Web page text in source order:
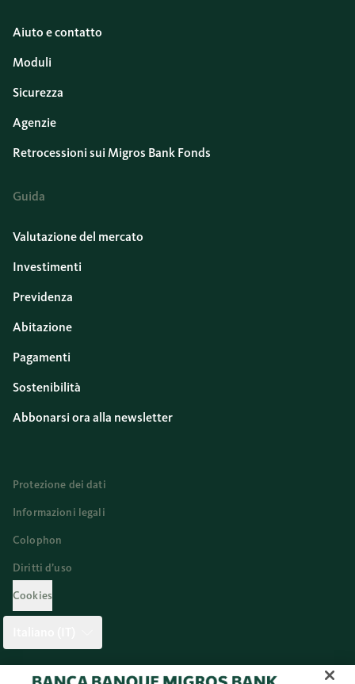
Aiuto e contatto
Moduli
Sicurezza
Agenzie
Retrocessioni sui Migros Bank Fonds
Guida
Valutazione del mercato
Investimenti
Previdenza
Abitazione
Pagamenti
Sostenibilità
Abbonarsi ora alla newsletter
Protezione dei dati
Informazioni legali
Colophon
Diritti d’uso
Cookies